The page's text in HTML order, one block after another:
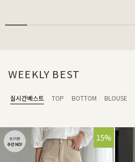
WEEKLY BEST
실시간베스트 TOP BOTTOM BLOUSE
15%